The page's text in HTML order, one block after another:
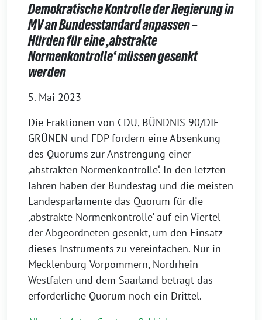
Demokratische Kontrolle der Regierung in
MV an Bundesstandard anpassen –
Hürden für eine ‚abstrakte
Normenkontrolle‘ müssen gesenkt
werden
5. Mai 2023
Die Fraktionen von CDU, BÜNDNIS 90/DIE
GRÜNEN und FDP fordern eine Absenkung
des Quorums zur Anstrengung einer
‚abstrakten Normenkontrolle‘. In den letzten
Jahren haben der Bundestag und die meisten
Landesparlamente das Quorum für die
,abstrakte Normenkontrolle‘ auf ein Viertel
der Abgeordneten gesenkt, um den Einsatz
dieses Instruments zu vereinfachen. Nur in
Mecklenburg-Vorpommern, Nordrhein-
Westfalen und dem Saarland beträgt das
erforderliche Quorum noch ein Drittel.